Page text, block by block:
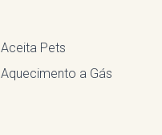
Aceita Pets
Aquecimento a Gás